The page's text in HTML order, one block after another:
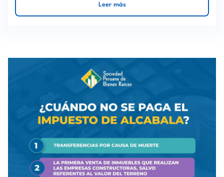
Leer más